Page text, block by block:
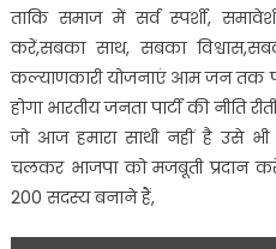
ताकि समाज में सर्व स्पर्शी,
करें,सबका साथ, सबका
कल्याणकारी योजनाएं आम जन तक
होगा भारतीय जनता पार्टी की नीति
जो आज हमारा साथी नहीं है उसे
चलकर भाजपा को मजबूती प्रदान
200 सदस्य बनाने हैं,